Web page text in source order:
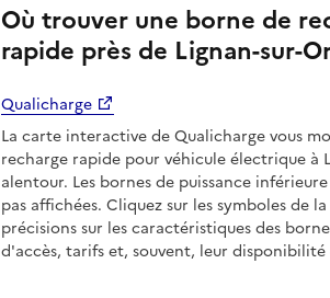
Où trouver une borne de
rapide près de Lignan-sur-
Qualicharge
La carte interactive de Qualicharge vous
recharge rapide pour véhicule électrique à
alentour. Les bornes de puissance
pas affichées. Cliquez sur les symboles de
précisions sur les caractéristiques des
d'accès, tarifs et, souvent, leur disponibilité